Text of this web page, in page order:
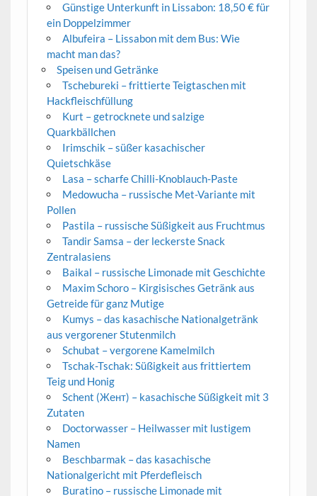
Günstige Unterkunft in Lissabon: 18,50 € für
ein Doppelzimmer
Albufeira – Lissabon mit dem Bus: Wie
macht man das?
Speisen und Getränke
Tschebureki – frittierte Teigtaschen mit
Hackfleischfüllung
Kurt – getrocknete und salzige
Quarkbällchen
Irimschik – süßer kasachischer
Quietschkäse
Lasa – scharfe Chilli-Knoblauch-Paste
Medowucha – russische Met-Variante mit
Pollen
Pastila – russische Süßigkeit aus Fruchtmus
Tandir Samsa – der leckerste Snack
Zentralasiens
Baikal – russische Limonade mit Geschichte
Maxim Schoro – Kirgisisches Getränk aus
Getreide für ganz Mutige
Kumys – das kasachische Nationalgetränk
aus vergorener Stutenmilch
Schubat – vergorene Kamelmilch
Tschak-Tschak: Süßigkeit aus frittiertem
Teig und Honig
Schent (Жент) – kasachische Süßigkeit mit 3
Zutaten
Doctorwasser – Heilwasser mit lustigem
Namen
Beschbarmak – das kasachische
Nationalgericht mit Pferdefleisch
Buratino – russische Limonade mit